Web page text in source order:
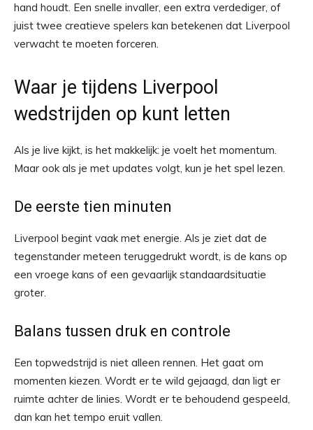
hand houdt. Een snelle invaller, een extra verdediger, of
juist twee creatieve spelers kan betekenen dat Liverpool
verwacht te moeten forceren.
Waar je tijdens Liverpool
wedstrijden op kunt letten
Als je live kijkt, is het makkelijk: je voelt het momentum.
Maar ook als je met updates volgt, kun je het spel lezen.
De eerste tien minuten
Liverpool begint vaak met energie. Als je ziet dat de
tegenstander meteen teruggedrukt wordt, is de kans op
een vroege kans of een gevaarlijk standaardsituatie
groter.
Balans tussen druk en controle
Een topwedstrijd is niet alleen rennen. Het gaat om
momenten kiezen. Wordt er te wild gejaagd, dan ligt er
ruimte achter de linies. Wordt er te behoudend gespeeld,
dan kan het tempo eruit vallen.